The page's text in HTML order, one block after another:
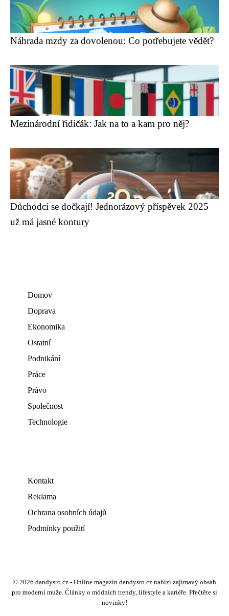
Náhrada mzdy za dovolenou: Co potřebujete vědět?
Mezinárodní řidičák: Jak na to a kam pro něj?
Důchodci se dočkají! Jednorázový příspěvek 2025
už má jasné kontury
Domov
Doprava
Ekonomika
Ostatní
Podnikání
Práce
Právo
Společnost
Technologie
Kontakt
Reklama
Ochrana osobních údajů
Podmínky použití
© 2026 dandysro.cz - Online magazín dandysro.cz nabízí zajímavý obsah
pro moderní muže. Články o módních trendy, lifestyle a kariéře. Přečtěte si
novinky!